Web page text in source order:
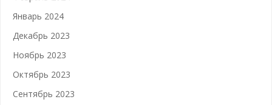
Январь 2024
Декабрь 2023
Ноябрь 2023
Октябрь 2023
Сентябрь 2023